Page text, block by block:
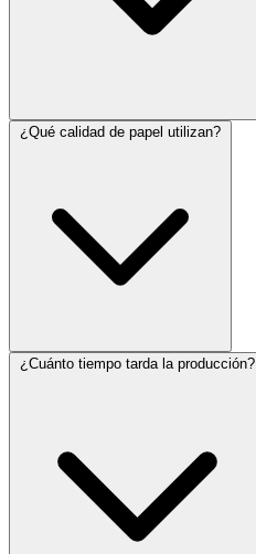
¿Qué calidad de papel utilizan?
¿Cuánto tiempo tarda la producción?